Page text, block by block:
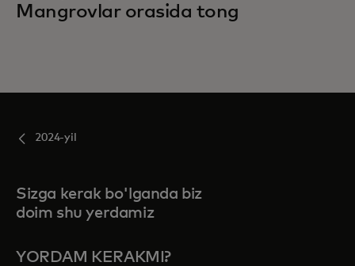
Mangrovlar orasida tong
2024-yil
Sizga kerak bo'lganda biz
doim shu yerdamiz
YORDAM KERAKMI?